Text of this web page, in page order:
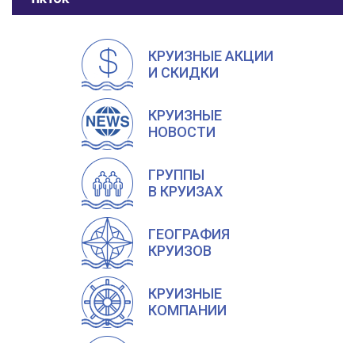
КРУИЗНЫЕ АКЦИИ
И СКИДКИ
КРУИЗНЫЕ
НОВОСТИ
ГРУППЫ
В КРУИЗАХ
ГЕОГРАФИЯ
КРУИЗОВ
КРУИЗНЫЕ
КОМПАНИИ